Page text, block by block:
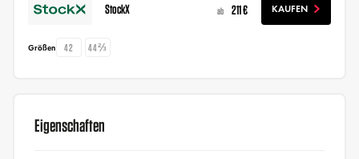
StockX ab 211 € KAUFEN
Größen 42 44⅔
Eigenschaften